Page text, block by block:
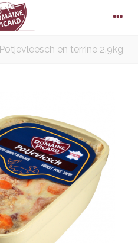
Potjevleesch en terrine 2.9kg